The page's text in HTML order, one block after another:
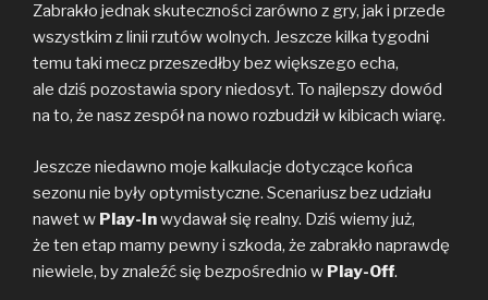
Zabrakło jednak skuteczności zarówno z gry, jak i przede
wszystkim z linii rzutów wolnych. Jeszcze kilka tygodni
temu taki mecz przeszedłby bez większego echa,
ale dziś pozostawia spory niedosyt. To najlepszy dowód
na to, że nasz zespół na nowo rozbudził w kibicach wiarę.
Jeszcze niedawno moje kalkulacje dotyczące końca
sezonu nie były optymistyczne. Scenariusz bez udziału
nawet w Play-Inwydawał się realny. Dziś wiemy już,
że ten etap mamy pewny i szkoda, że zabrakło naprawdę
niewiele, by znaleźć się bezpośrednio w Play-Off.